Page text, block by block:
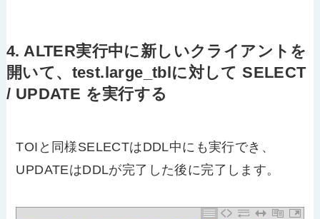
4. ALTER実行中に新しいクライアントを
開いて、test.large_tblに対して SELECT
/ UPDATE を実行する
TOIと同様SELECTはDDL中にも実行でき、
UPDATEはDDLが完了した後に完了します。